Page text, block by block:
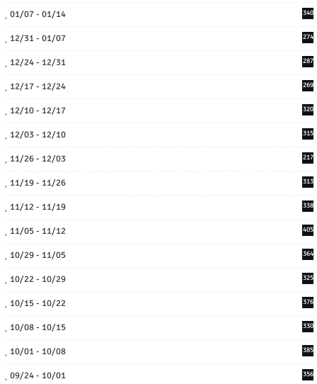
01/07 - 01/14 340
12/31 - 01/07 274
12/24 - 12/31 287
12/17 - 12/24 269
12/10 - 12/17 320
12/03 - 12/10 315
11/26 - 12/03 217
11/19 - 11/26 313
11/12 - 11/19 338
11/05 - 11/12 405
10/29 - 11/05 364
10/22 - 10/29 325
10/15 - 10/22 376
10/08 - 10/15 330
10/01 - 10/08 385
09/24 - 10/01 356